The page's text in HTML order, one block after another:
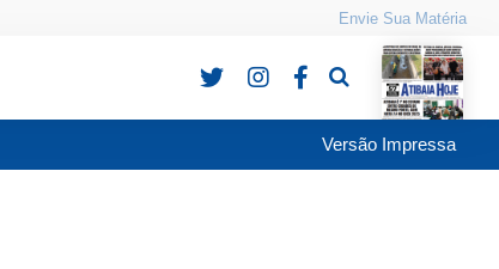
Envie Sua Matéria
Pesquisa
Versão Impressa